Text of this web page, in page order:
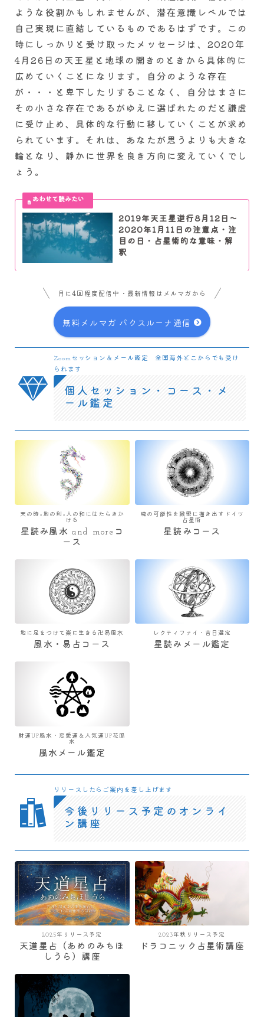
ような役割かもしれませんが、潜在意識レベルでは
自己実現に直結しているものであるはずです。この
時にしっかりと受け取ったメッセージは、2020年
4月26日の天王星と地球の開きのときから具体的に
広めていくことになります。自分のような存在
が・・・と卑下したりすることなく、自分はまさに
その小さな存在であるがゆえに選ばれたのだと謙虚
に受け止め、具体的な行動に移していくことが求め
られています。それは、あなたが思うよりも大きな
輪となり、静かに世界を良き方向に変えていくでし
ょう。
2019年天王星逆行8月12日～
2020年1月11日の注意点・注
目の日・占星術的な意味・解
釈
月に4回程度配信中・最新情報はメルマガから
無料メルマガ パクスルーナ通信
Zoomセッション＆メール鑑定 全国海外どこからでも受け
られます
個人セッション・コース・メ
ール鑑定
天の時×地の利×人の和にはたらきか
ける
星読み風水 and moreコ
ース
魂の可能性を緻密に描き出すドイツ
占星術
星読みコース
地に足をつけて楽に生きる卍易風水
風水・易占コース
レクティファイ・吉日選定
星読みメール鑑定
財運UP風水・恋愛運＆人気運UP花風
水
風水メール鑑定
リリースしたらご案内を差し上げます
今後リリース予定のオンライ
ン講座
2025年リリース予定
天道星占（あめのみちほ
しうら）講座
2023年秋リリース予定
ドラコニック占星術講座